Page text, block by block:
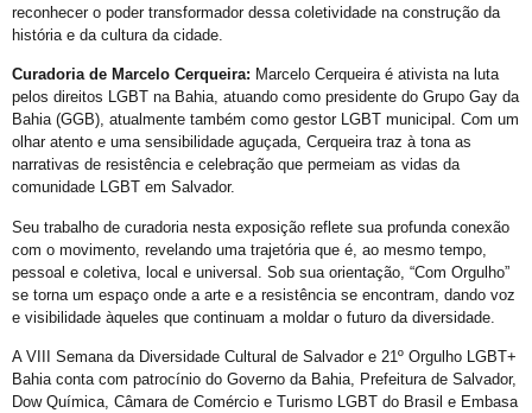
CFM parecer
Roteiro Turístico Salvador das Artes
Tempo
Madrinha Jovem do 21ª Orgulho LGBT+ da Bahia: Tifanny Conceição
21º Orgulho LGBT+ Bahia pelo YouTube e Instagram
Lançamento online
60+
Madrinhas do 21º Orgulho LGBT+ Bahia
reconhecer o poder transformador dessa coletividade na construção da
história e da cultura da cidade.
Curadoria de Marcelo Cerqueira: Marcelo Cerqueira é ativista na luta
pelos direitos LGBT na Bahia, atuando como presidente do Grupo Gay da
Bahia (GGB), atualmente também como gestor LGBT municipal. Com um
olhar atento e uma sensibilidade aguçada, Cerqueira traz à tona as
narrativas de resistência e celebração que permeiam as vidas da
comunidade LGBT em Salvador.
Seu trabalho de curadoria nesta exposição reflete sua profunda conexão
com o movimento, revelando uma trajetória que é, ao mesmo tempo,
pessoal e coletiva, local e universal. Sob sua orientação, “Com Orgulho”
se torna um espaço onde a arte e a resistência se encontram, dando voz
e visibilidade àqueles que continuam a moldar o futuro da diversidade.
A VIII Semana da Diversidade Cultural de Salvador e 21º Orgulho LGBT+
Bahia conta com patrocínio do Governo da Bahia, Prefeitura de Salvador,
Dow Química, Câmara de Comércio e Turismo LGBT do Brasil e Embasa